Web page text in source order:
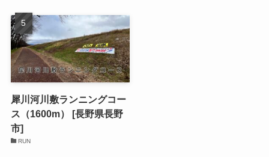
犀川河川敷ランニングコー
ス（1600m） [長野県長野
市]
RUN